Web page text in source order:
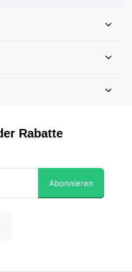
Rabatte
Abonnieren